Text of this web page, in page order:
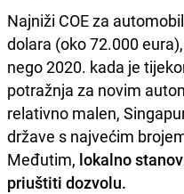
Najniži COE za
dolara (oko 72.000
nego 2020. kada je
potražnja za novim
relativno malen,
države s najvećim
Međutim, lokalno
priuštiti dozvolu.